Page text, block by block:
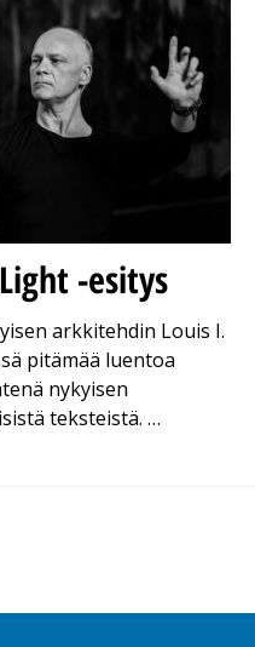
-esitys
arkkitehdin Louis I.
pitämää luentoa
nykyisen
teksteistä. …